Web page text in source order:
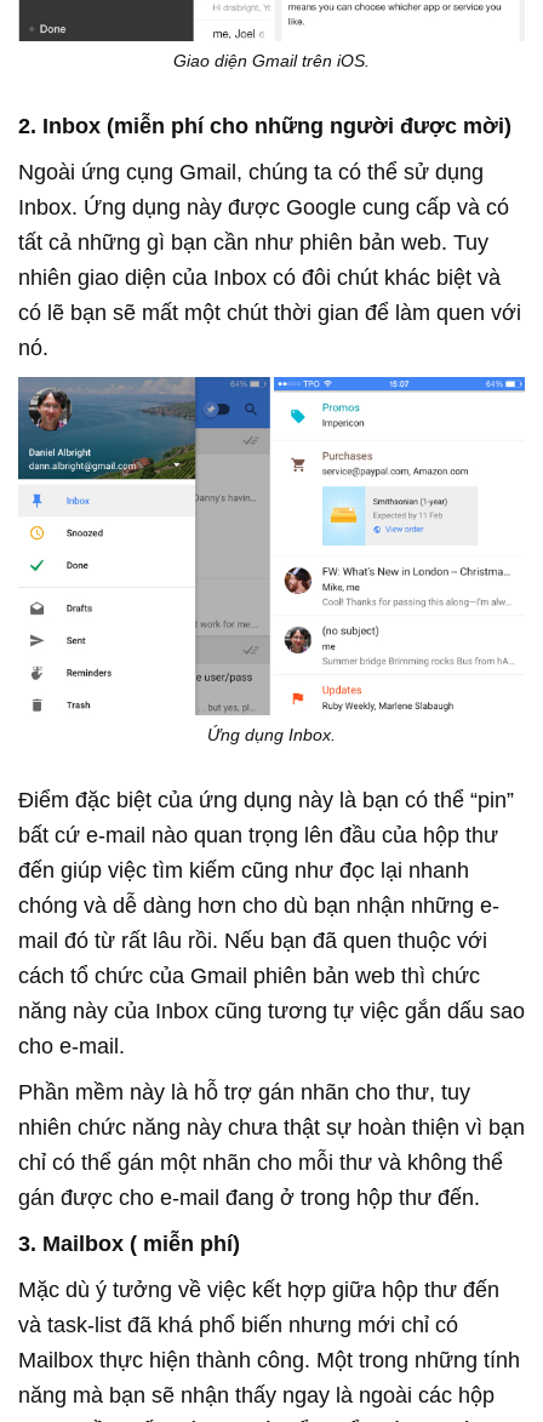
Giao diện Gmail trên iOS.
2. Inbox (miễn phí cho những người được mời)
Ngoài ứng cụng Gmail, chúng ta có thể sử dụng
Inbox. Ứng dụng này được Google cung cấp và có
tất cả những gì bạn cần như phiên bản web. Tuy
nhiên giao diện của Inbox có đôi chút khác biệt và
có lẽ bạn sẽ mất một chút thời gian để làm quen với
nó.
Ứng dụng Inbox.
Điểm đặc biệt của ứng dụng này là bạn có thể “pin”
bất cứ e-mail nào quan trọng lên đầu của hộp thư
đến giúp việc tìm kiếm cũng như đọc lại nhanh
chóng và dễ dàng hơn cho dù bạn nhận những e-
mail đó từ rất lâu rồi. Nếu bạn đã quen thuộc với
cách tổ chức của Gmail phiên bản web thì chức
năng này của Inbox cũng tương tự việc gắn dấu sao
cho e-mail.
Phần mềm này là hỗ trợ gán nhãn cho thư, tuy
nhiên chức năng này chưa thật sự hoàn thiện vì bạn
chỉ có thể gán một nhãn cho mỗi thư và không thể
gán được cho e-mail đang ở trong hộp thư đến.
3. Mailbox ( miễn phí)
Mặc dù ý tưởng về việc kết hợp giữa hộp thư đến
và task-list đã khá phổ biến nhưng mới chỉ có
Mailbox thực hiện thành công. Một trong những tính
năng mà bạn sẽ nhận thấy ngay là ngoài các hộp